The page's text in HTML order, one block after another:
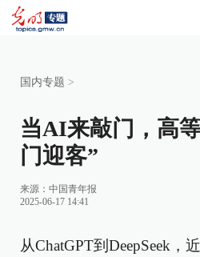
国内专题 >
当AI来敲门，高
门迎客”
来源： 中国青年报
2025-06-17 14:41
从ChatGPT到DeepSeek，